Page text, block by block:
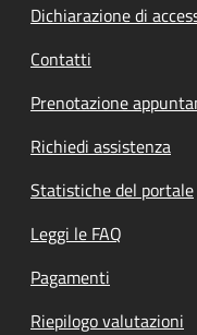
Dichiarazione di
Contatti
Prenotazione
Richiedi assistenza
Statistiche del portale
Leggi le FAQ
Pagamenti
Riepilogo valutazioni